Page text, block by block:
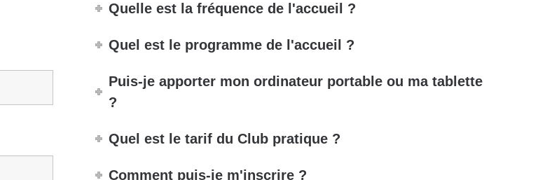
Quelle est la fréquence de l'accueil ?
Quel est le programme de l'accueil ?
Puis-je apporter mon ordinateur portable ou ma tablette
?
Quel est le tarif du Club pratique ?
Comment puis-je m'inscrire ?